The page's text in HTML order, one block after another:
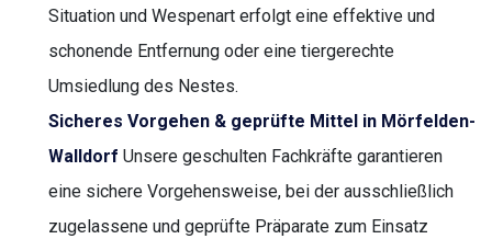
Situation und Wespenart erfolgt eine effektive und
schonende Entfernung oder eine tiergerechte
Umsiedlung des Nestes.
Sicheres Vorgehen & geprüfte Mittel in Mörfelden-
Walldorf Unsere geschulten Fachkräfte garantieren
eine sichere Vorgehensweise, bei der ausschließlich
zugelassene und geprüfte Präparate zum Einsatz